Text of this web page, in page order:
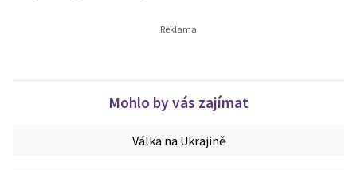
Mohlo by vás zajímat
Válka na Ukrajině